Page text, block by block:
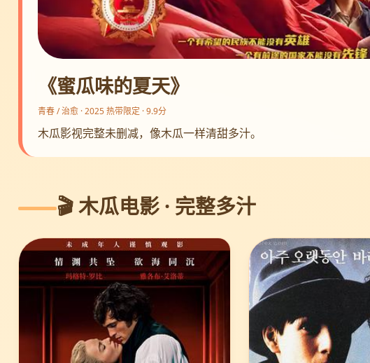
《蜜瓜味的夏天》
青春 / 治愈 · 2025 热带限定 · 9.9分
木瓜影视完整未删减，像木瓜一样清甜多汁。
🎬 木瓜电影 · 完整多汁